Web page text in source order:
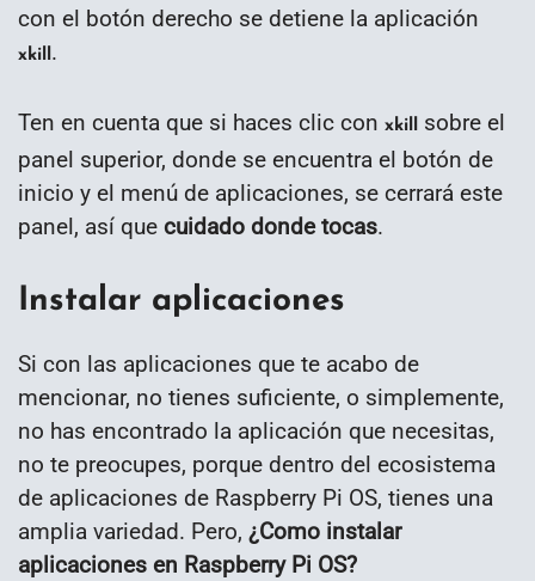
con el botón derecho se detiene la aplicación
xkill .
Ten en cuenta que si haces clic con xkill sobre el
panel superior, donde se encuentra el botón de
inicio y el menú de aplicaciones, se cerrará este
panel, así que cuidado donde tocas.
Instalar aplicaciones
Si con las aplicaciones que te acabo de
mencionar, no tienes suficiente, o simplemente,
no has encontrado la aplicación que necesitas,
no te preocupes, porque dentro del ecosistema
de aplicaciones de Raspberry Pi OS, tienes una
amplia variedad. Pero, ¿Como instalar
aplicaciones en Raspberry Pi OS?